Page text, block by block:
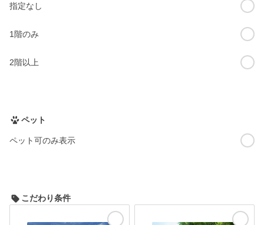
指定なし
1階のみ
2階以上
ペット
ペット可のみ表示
こだわり条件